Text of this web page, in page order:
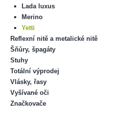
Lada luxus
Merino
Yetti
Reflexní nitě a metalické nitě
Šňůry, špagáty
Stuhy
Totální výprodej
Vlásky, řasy
Vyšívané oči
Značkovače